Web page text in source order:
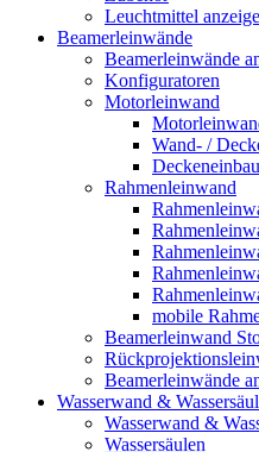
Leuchtmittel
Beamerleinwände
Beamerleinwände
Konfiguratoren
Motorleinwand
Wand- /
Rahmenleinwand
mobile
Beamerleinwand
Beamerleinwände
Wasserwand &
Wasserwand &
Wassersäulen